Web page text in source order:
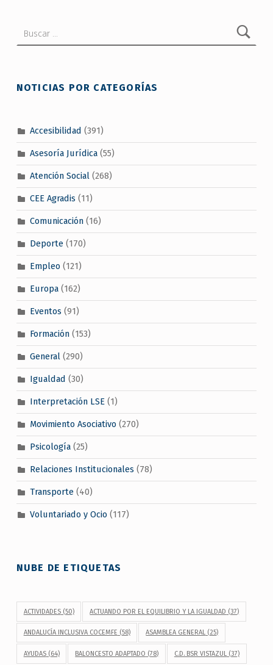
NOTICIAS POR CATEGORÍAS
Accesibilidad (391)
Asesoría Jurídica(55)
Atención Social(268)
CEE Agradis (11)
Comunicación(16)
Deporte(170)
Empleo (121)
Europa(162)
Eventos (91)
Formación(153)
General(290)
Igualdad (30)
Interpretación LSE(1)
Movimiento Asociativo (270)
Psicología(25)
Relaciones Institucionales (78)
Transporte(40)
Voluntariado y Ocio (117)
NUBE DE ETIQUETAS
ACTIVIDADES(50) ACTUANDO POR EL EQUILIBRIO Y LA IGUALDAD (37)
ANDALUCÍA INCLUSIVA COCEMFE (58) ASAMBLEA GENERAL (25)
AYUDAS(64) BALONCESTO ADAPTADO (78) C.D. BSR VISTAZUL(37)